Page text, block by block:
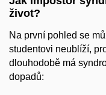
život?
Na první pohled se
studentovi neublíží,
dlouhodobě má
dopadů: